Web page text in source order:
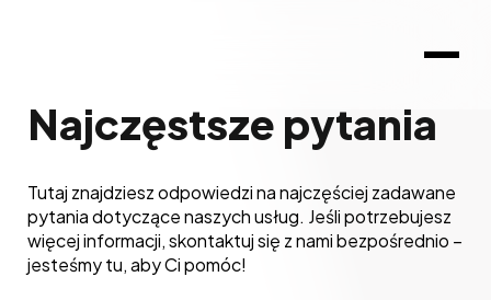
Najczęstsze pytania
Tutaj znajdziesz odpowiedzi na najczęściej zadawane
pytania dotyczące naszych usług. Jeśli potrzebujesz
więcej informacji, skontaktuj się z nami bezpośrednio –
jesteśmy tu, aby Ci pomóc!